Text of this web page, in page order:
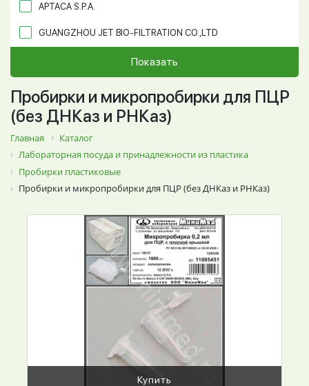
APTACA S.P.A.
GUANGZHOU JET BIO-FILTRATION CO.,LTD
Показать
Пробирки и микропробирки для ПЦР
(без ДНКаз и РНКаз)
Главная
Каталог
Лабораторная посуда и принадлежности из пластика
Пробирки пластиковые
Пробирки и микропробирки для ПЦР (без ДНКаз и РНКаз)
Купить